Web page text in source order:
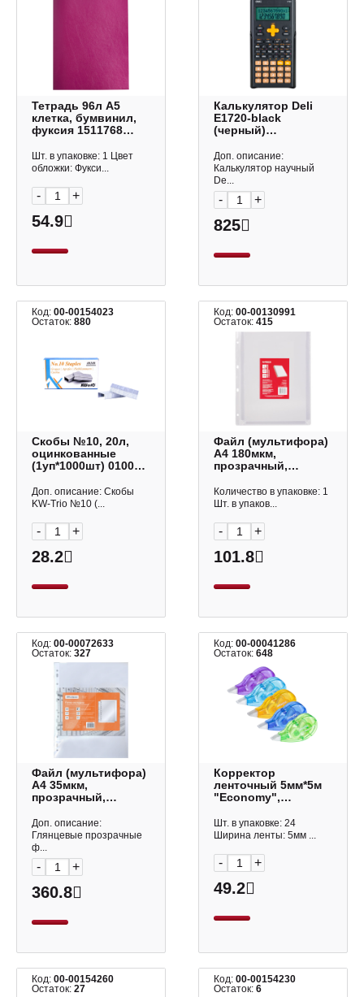
Тетрадь 96л А5
клетка, бумвинил,
фуксия 1511768
Шт. в упаковке: 1 Цвет
обложки: Фукси...
- +
54.9
Калькулятор Deli
E1720-black
(черный)
ЕГЭ 10р+2р (300
функций)
Доп. описание:
Калькулятор научный
De...
- +
825
Код: 00-00154023
Остаток: 880
Скобы №10, 20л,
оцинкованные
(1уп*1000шт) 0100
Доп. описание: Скобы
KW-Trio №10 (...
- +
28.2
Код:00-00130991
Остаток:415
Файл (мультифора)
А4 180мкм,
прозрачный,
расширяющийся
2305 (1шт) ДПС
Количество в упаковке: 1
Шт. в упаков...
- +
101.8
Код: 00-00072633
Остаток: 327
Файл (мультифора)
А4 35мкм,
прозрачный,
(уп 100шт)
OfficeSpace
упаковка
Доп. описание:
Глянцевые прозрачные
ф...
- +
360.8
Код:00-00041286
Остаток:648
Корректор
ленточный 5мм*5м
"Economy",
Attache Economy
Шт. в упаковке: 24
Ширина ленты: 5мм ...
- +
49.2
Код: 00-00154260
Остаток: 27
Код:00-00154230
Остаток:6